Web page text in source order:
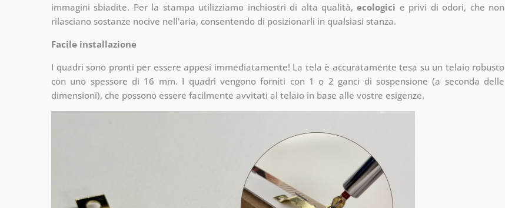
immagini sbiadite. Per la stampa utilizziamo inchiostri di alta qualità,ecologici e privi di odori, che non
rilasciano sostanze nocive nell'aria, consentendo di posizionarli in qualsiasi stanza.
Facile installazione
I quadri sono pronti per essere appesi immediatamente! La tela è accuratamente tesa su un telaio robusto
con uno spessore di 16 mm. I quadri vengono forniti con 1 o 2 ganci di sospensione (a seconda delle
dimensioni), che possono essere facilmente avvitati al telaio in base alle vostre esigenze.